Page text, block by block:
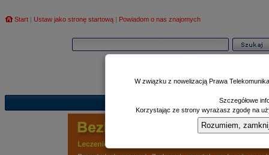
Start | Ustaw jako stronę startową | Powiadom o nas znajomych
Poczekalnia|
W związku z nowelizacją Prawa
Szczegółowe
Korzystając ze strony wyrażasz zgodę na
Rozumiem,